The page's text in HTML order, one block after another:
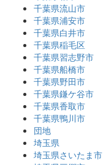
千葉県流山市
千葉県浦安市
千葉県白井市
千葉県稲毛区
千葉県習志野市
千葉県船橋市
千葉県野田市
千葉県鎌ケ谷市
千葉県香取市
千葉県鴨川市
団地
埼玉県
埼玉県さいたま市